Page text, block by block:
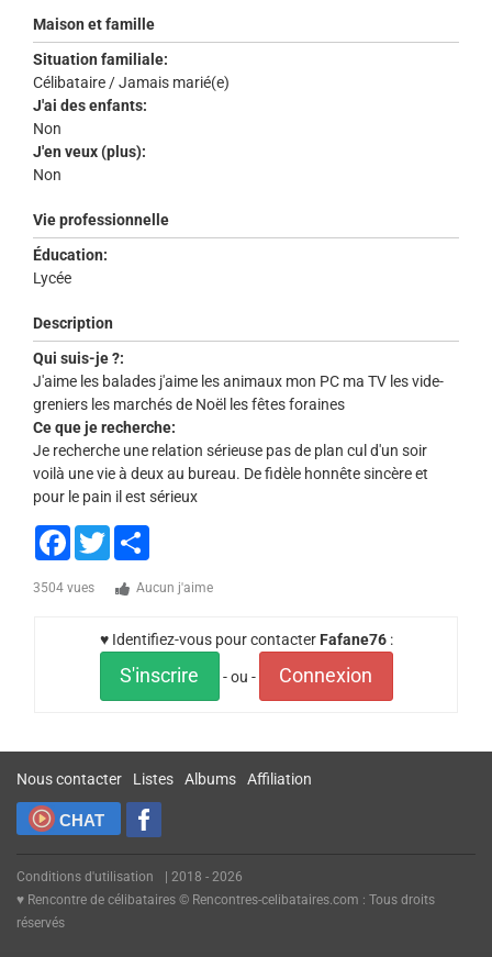
Maison et famille
Situation familiale:
Célibataire / Jamais marié(e)
J'ai des enfants:
Non
J'en veux (plus):
Non
Vie professionnelle
Éducation:
Lycée
Description
Qui suis-je ?:
J'aime les balades j'aime les animaux mon PC ma TV les vide-
greniers les marchés de Noël les fêtes foraines
Ce que je recherche:
Je recherche une relation sérieuse pas de plan cul d'un soir
voilà une vie à deux au bureau. De fidèle honnête sincère et
pour le pain il est sérieux
Facebook
Twitter
3504 vues Aucun j'aime
♥ Identifiez-vous pour contacter Fafane76:
S'inscrire - ou - Connexion
Nous contacter Listes Albums Affiliation
CHAT
Conditions d'utilisation
| 2018 - 2026
♥ Rencontre de célibataires © Rencontres-celibataires.com : Tous droits
réservés